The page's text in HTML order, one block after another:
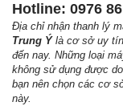
Hotline: 0976
Địa chỉ nhận thanh lý
Trung Ýlà cơ sở uy tín
đến nay. Những loại
không sử dụng được
bạn nên chọn các cơ
này.